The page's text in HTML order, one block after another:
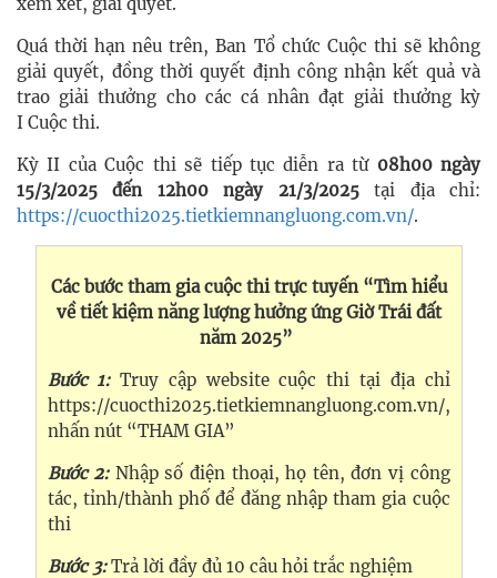
Quá thời hạn nêu trên, Ban Tổ chức Cuộc thi sẽ không
giải quyết, đồng thời quyết định công nhận kết quả và
trao giải thưởng cho các cá nhân đạt giải thưởng kỳ
I Cuộc thi.​
Kỳ II của Cuộc thi sẽ tiếp tục diễn ra từ 08h00 ngày
15/3/2025 đến 12h00 ngày 21/3/2025tại địa chỉ:
https://cuocthi2025.tietkiemnangluong.com.vn/.
Các bước tham gia cuộc thi trực tuyến “Tìm hiểu
về tiết kiệm năng lượng hưởng ứng Giờ Trái đất
năm 2025”
Bước 1:Truy cập website cuộc thi tại địa chỉ
https://cuocthi2025.tietkiemnangluong.com.vn/,
nhấn nút “THAM GIA”
Bước 2: Nhập số điện thoại, họ tên, đơn vị công
tác, tỉnh/thành phố để đăng nhập tham gia cuộc
thi
Bước 3:Trả lời đầy đủ 10 câu hỏi trắc nghiệm